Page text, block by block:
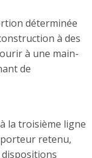
déterminée
à des
à une main-
de
la troisième ligne
retenu,
dispositions